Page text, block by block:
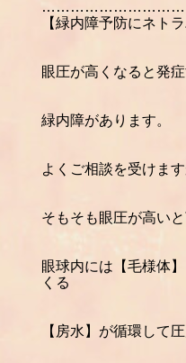
【緑内障予防にネト
眼圧が高くなると発
緑内障があります。
よくご相談を受けます
そもそも眼圧が高いと
眼球内には【毛様体
くる
【房水】が循環して